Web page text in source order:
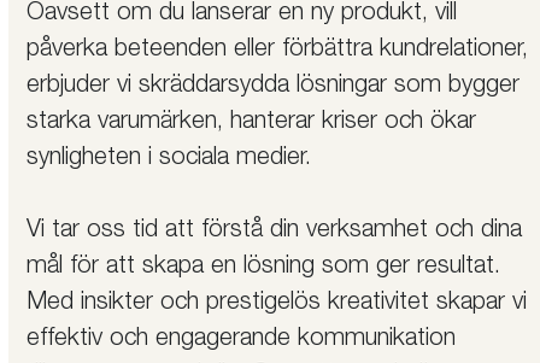
Oavsett om du lanserar en ny produkt, vill
påverka beteenden eller förbättra kundrelationer,
erbjuder vi skräddarsydda lösningar som bygger
starka varumärken, hanterar kriser och ökar
synligheten i sociala medier.
Vi tar oss tid att förstå din verksamhet och dina
mål för att skapa en lösning som ger resultat.
Med insikter och prestigelös kreativitet skapar vi
effektiv och engagerande kommunikation